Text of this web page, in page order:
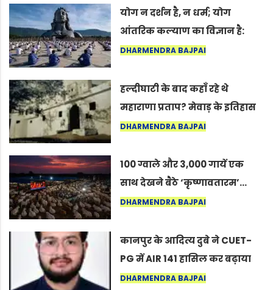
योग न दर्शन है, न धर्म; योग
आंतरिक कल्याण का विज्ञान है:
अंतरराष्ट्रीय योग दिवस 2026 पर
DHARMENDRA BAJPAI
हल्दीघाटी के बाद कहाँ रहे थे
महाराणा प्रताप? मेवाड़ के इतिहास
का वह अनकहा अध्याय जो आज भी
DHARMENDRA BAJPAI
100 ग्वाले और 3,000 गायें एक
साथ देखने बैठे ‘कृष्णावतारम’…
नागपुर में दिखा ऐसा नज़ारा कि
कर सकते हैं”
DHARMENDRA BAJPAI
कानपुर के आदित्य दुबे ने CUET-
PG में AIR 141 हासिल कर बढ़ाया
शहर का मान
DHARMENDRA BAJPAI